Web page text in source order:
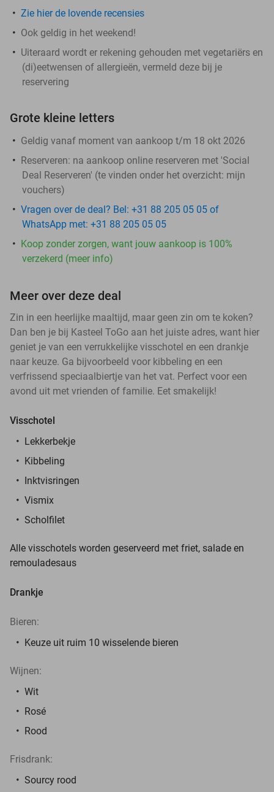
Zie hier de lovende recensies
Ook geldig in het weekend!
Uiteraard wordt er rekening gehouden met vegetariërs en
(di)eetwensen of allergieën, vermeld deze bij je
reservering
Grote kleine letters
Geldig vanaf moment van aankoop t/m 18 okt 2026
Reserveren: na aankoop online reserveren met 'Social
Deal Reserveren' (te vinden onder het overzicht: mijn
vouchers)
Vragen over de deal? Bel: +31 88 205 05 05 of
WhatsApp met: +31 88 205 05 05
Koop zonder zorgen, want jouw aankoop is 100%
verzekerd (meer info)
Meer over deze deal
Zin in een heerlijke maaltijd, maar geen zin om te koken?
Dan ben je bij Kasteel ToGo aan het juiste adres, want hier
geniet je van een verrukkelijke visschotel en een drankje
naar keuze. Ga bijvoorbeeld voor kibbeling en een
verfrissend speciaalbiertje van het vat. Perfect voor een
avond uit met vrienden of familie. Eet smakelijk!
Visschotel
Lekkerbekje
Kibbeling
Inktvisringen
Vismix
Scholfilet
Alle visschotels worden geserveerd met friet, salade en
remouladesaus
Drankje
Bieren:
Keuze uit ruim 10 wisselende bieren
Wijnen:
Wit
Rosé
Rood
Frisdrank:
Sourcy rood